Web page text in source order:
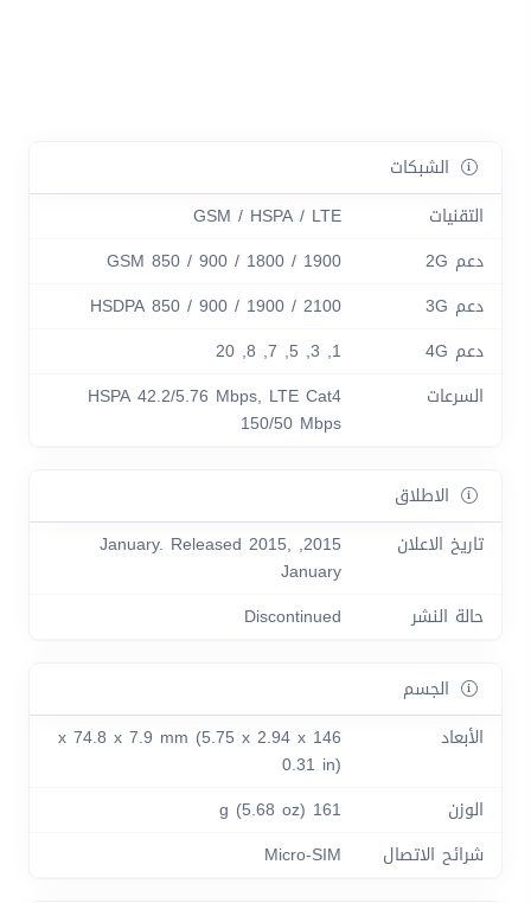
الشبكات
التقنيات
GSM / HSPA / LTE
دعم 2G
GSM 850 / 900 / 1800 / 1900
دعم 3G
HSDPA 850 / 900 / 1900 / 2100
دعم 4G
1, 3, 5, 7, 8, 20
السرعات
HSPA 42.2/5.76 Mbps, LTE Cat4
150/50 Mbps
الاطلاق
تاريخ الاعلان
2015, January. Released 2015,
January
حالة النشر
Discontinued
الجسم
الأبعاد
146 x 74.8 x 7.9 mm (5.75 x 2.94 x
0.31 in)
الوزن
161 g (5.68 oz)
شرائح الاتصال
Micro-SIM